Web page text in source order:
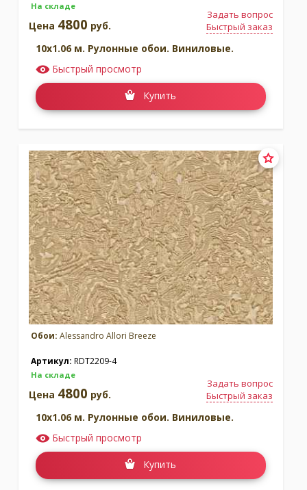
На складе
Задать вопрос
Быстрый заказ
Цена 4800 руб.
10x1.06 м. Рулонные обои. Виниловые.
Быстрый просмотр
Купить
Обои: Alessandro Allori Breeze
Артикул: RDT2209-4
На складе
Задать вопрос
Быстрый заказ
Цена 4800 руб.
10x1.06 м. Рулонные обои. Виниловые.
Быстрый просмотр
Купить